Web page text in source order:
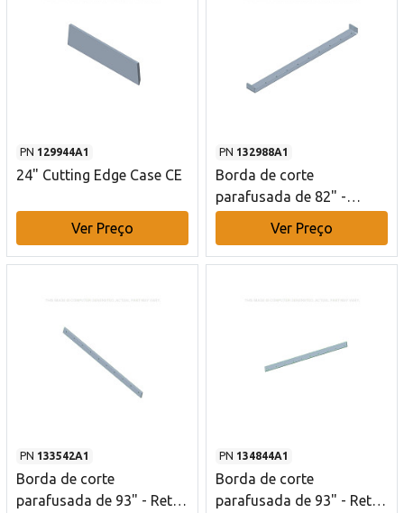
PN 129944A1
24" Cutting Edge Case CE
Ver Preço
PN 132988A1
Borda de corte
parafusada de 82" -
Formada - Chanfro
simples - 10 furos Case
CE
Ver Preço
PN 133542A1
Borda de corte
parafusada de 93" - Reta
PN 134844A1
Borda de corte
parafusada de 93" - Reta